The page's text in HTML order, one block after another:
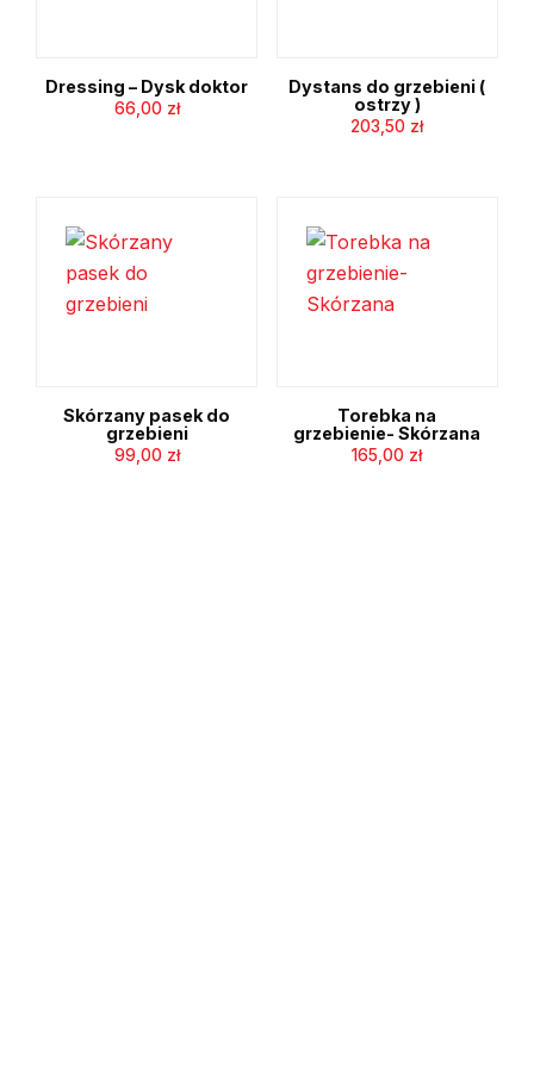
Dressing – Dysk doktor
66,00 zł
Dystans do grzebieni (
ostrzy )
203,50 zł
Skórzany pasek do
grzebieni
99,00 zł
Torebka na
grzebienie- Skórzana
165,00 zł